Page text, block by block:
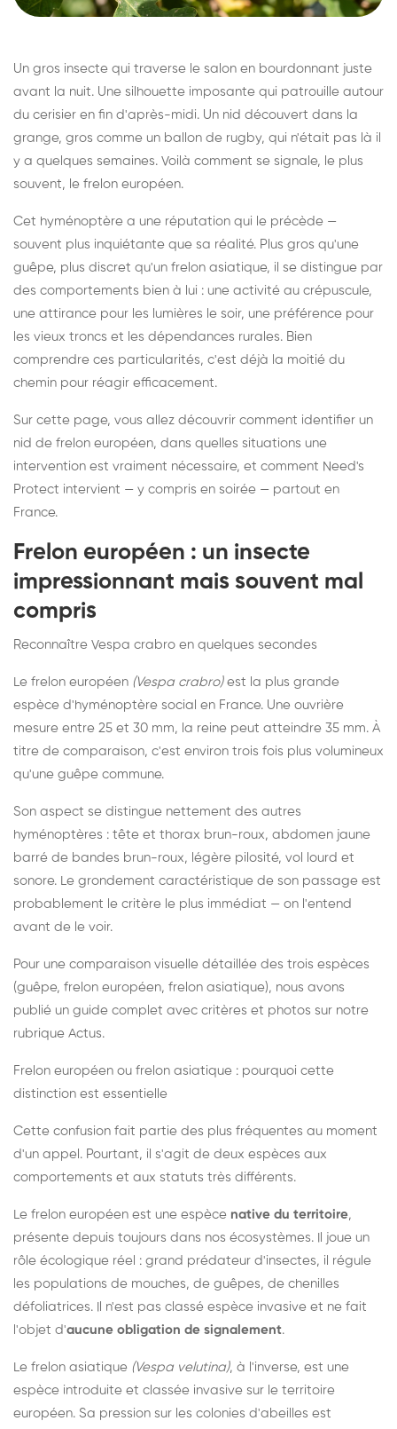
Un gros insecte qui traverse le salon en bourdonnant juste
avant la nuit. Une silhouette imposante qui patrouille autour
du cerisier en fin d'après-midi. Un nid découvert dans la
grange, gros comme un ballon de rugby, qui n'était pas là il
y a quelques semaines. Voilà comment se signale, le plus
souvent, le frelon européen.
Cet hyménoptère a une réputation qui le précède —
souvent plus inquiétante que sa réalité. Plus gros qu'une
guêpe, plus discret qu'un frelon asiatique, il se distingue par
des comportements bien à lui : une activité au crépuscule,
une attirance pour les lumières le soir, une préférence pour
les vieux troncs et les dépendances rurales. Bien
comprendre ces particularités, c'est déjà la moitié du
chemin pour réagir efficacement.
Sur cette page, vous allez découvrir comment identifier un
nid de frelon européen, dans quelles situations une
intervention est vraiment nécessaire, et comment Need's
Protect intervient — y compris en soirée — partout en
France.
Frelon européen : un insecte
impressionnant mais souvent mal
compris
Reconnaître Vespa crabro en quelques secondes
Le frelon européen (Vespa crabro)est la plus grande
espèce d'hyménoptère social en France. Une ouvrière
mesure entre 25 et 30 mm, la reine peut atteindre 35 mm. À
titre de comparaison, c'est environ trois fois plus volumineux
qu'une guêpe commune.
Son aspect se distingue nettement des autres
hyménoptères : tête et thorax brun-roux, abdomen jaune
barré de bandes brun-roux, légère pilosité, vol lourd et
sonore. Le grondement caractéristique de son passage est
probablement le critère le plus immédiat — on l'entend
avant de le voir.
Pour une comparaison visuelle détaillée des trois espèces
(guêpe, frelon européen, frelon asiatique), nous avons
publié un guide complet avec critères et photos sur notre
rubrique Actus.
Frelon européen ou frelon asiatique : pourquoi cette
distinction est essentielle
Cette confusion fait partie des plus fréquentes au moment
d'un appel. Pourtant, il s'agit de deux espèces aux
comportements et aux statuts très différents.
Le frelon européen est une espèce native du territoire,
présente depuis toujours dans nos écosystèmes. Il joue un
rôle écologique réel : grand prédateur d'insectes, il régule
les populations de mouches, de guêpes, de chenilles
défoliatrices. Il n'est pas classé espèce invasive et ne fait
l'objet d'aucune obligation de signalement.
Le frelon asiatique (Vespa velutina), à l'inverse, est une
espèce introduite et classée invasive sur le territoire
européen. Sa pression sur les colonies d'abeilles est